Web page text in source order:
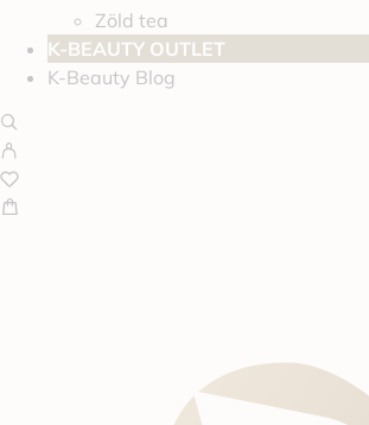
Zöld tea
K-BEAUTY OUTLET
K-Beauty Blog